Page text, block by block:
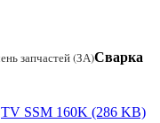
Сварка
TV SSM 160K (286 KB)